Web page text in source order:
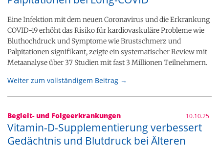
Eine Infektion mit dem neuen Coronavirus und die Erkrankung
COVID-19 erhöht das Risiko für kardiovaskuläre Probleme wie
Bluthochdruck und Symptome wie Brustschmerz und
Palpitationen signifikant, zeigte ein systematischer Review mit
Metaanalyse über 37 Studien mit fast 3 Millionen Teilnehmern.
Weiter zum vollständigem Beitrag →
Begleit- und Folgeerkrankungen 10.10.25
Vitamin-D-Supplementierung verbessert
Gedächtnis und Blutdruck bei Älteren